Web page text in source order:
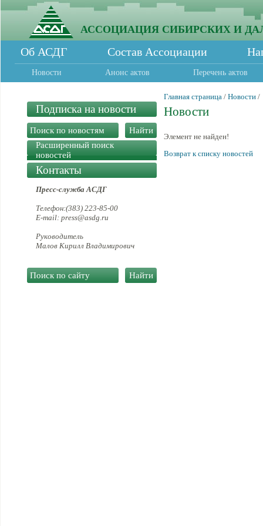
АССОЦИАЦИЯ СИБИРСКИХ И
Об АСДГ Состав Ассоциации
Новости Анонс актов Перечень актов
Подписка на новости
Расширенный поиск
новостей
Контакты
Пресс-служба АСДГ
Телефон:(383) 223-85-00
E-mail: press@asdg.ru
Руководитель
Малов Кирилл Владимирович
Главная страница / Новости /
Новости
Элемент не найден!
Возврат к списку новостей